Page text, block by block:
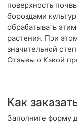
поверхность
бороздами
обрабатывать
растения. При
значительной
Отзывы о Какой
Как
Заполните форму